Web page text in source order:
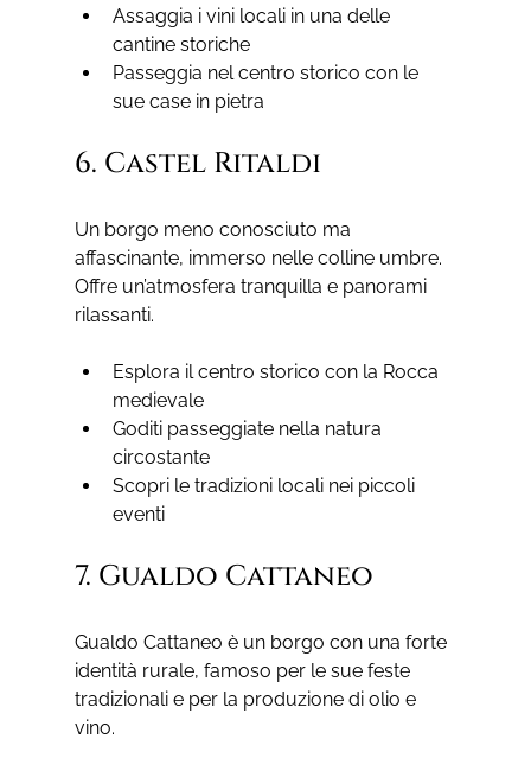
Assaggia i vini locali in una delle
cantine storiche
Passeggia nel centro storico con le
sue case in pietra
6. Castel Ritaldi
Un borgo meno conosciuto ma
affascinante, immerso nelle colline umbre.
Offre un’atmosfera tranquilla e panorami
rilassanti.
Esplora il centro storico con la Rocca
medievale
Goditi passeggiate nella natura
circostante
Scopri le tradizioni locali nei piccoli
eventi
7. Gualdo Cattaneo
Gualdo Cattaneo è un borgo con una forte
identità rurale, famoso per le sue feste
tradizionali e per la produzione di olio e
vino.